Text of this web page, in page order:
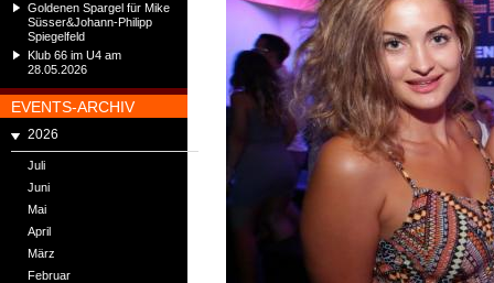
Goldenen Spargel für Mike
Süsser&Johann-Philipp
Spiegelfeld
Klub 66 im U4 am
28.05.2026
EVENTS-ARCHIV
2026
Juli
Juni
Mai
April
März
Februar